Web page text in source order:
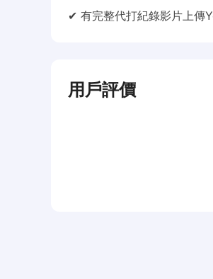
✔ 有完整代打紀錄影片上傳
用戶評價